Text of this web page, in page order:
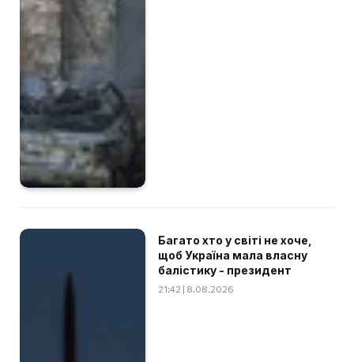
Багато хто у світі не хоче,
щоб Україна мала власну
балістику - президент
21:42 | 8.08.2026